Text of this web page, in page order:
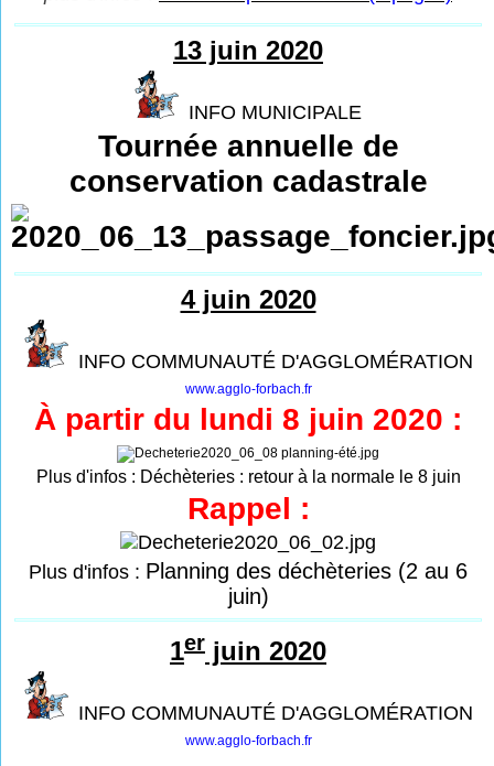
13 juin 2020
INFO MUNICIPALE
Tournée annuelle de
conservation cadastrale
4 juin 2020
INFO COMMUNAUTÉ D'AGGLOMÉRATION
www.agglo-forbach.fr
À partir du lundi 8 juin 2020 :
Plus d'infos : Déchèteries : retour à la normale le 8 juin
Rappel :
Plus d'infos : Planning des déchèteries (2 au 6
juin)
1er juin 2020
INFO COMMUNAUTÉ D'AGGLOMÉRATION
www.agglo-forbach.fr